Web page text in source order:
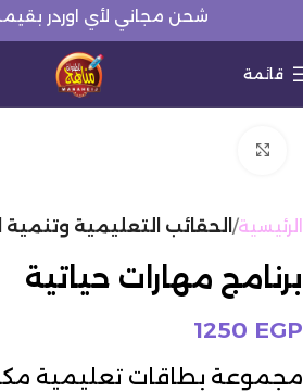
شحن مجاني لأي اوردر بقيمة 999
قائمة
الرئيسية الحقائب التعليمية وتنمية
برنامج مهارات حياتية
1250 EGP